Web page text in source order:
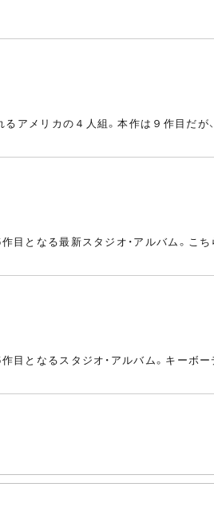
アメリカの４人組。本作は９作目だ
目となる最新スタジオ・アルバム。
作目となるスタジオ・アルバム。キー